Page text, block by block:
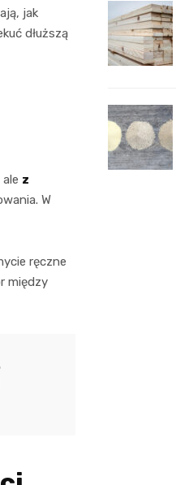
jak
dłuższą
z
W
ręczne
między